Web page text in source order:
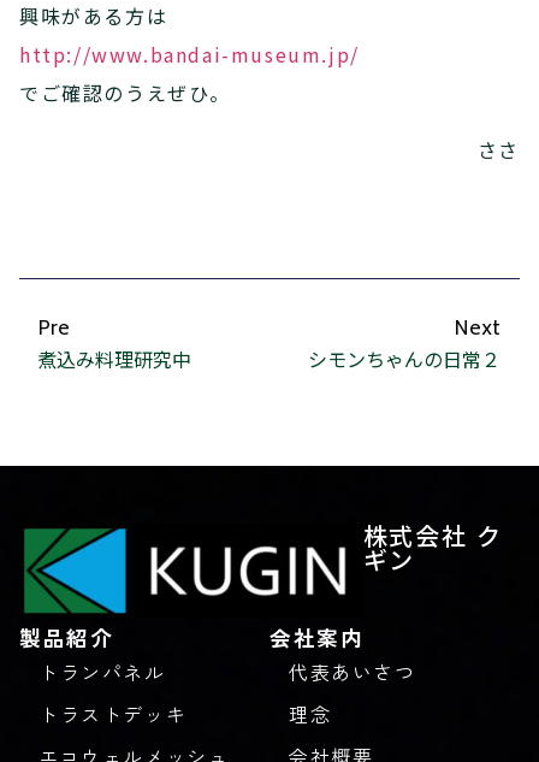
興味がある方は
http://www.bandai-museum.jp/
でご確認のうえぜひ。
ささ
Pre
煮込み料理研究中
Next
シモンちゃんの日常２
株式会社 ク
ギン
製品紹介
トランパネル
トラストデッキ
エコウェルメッシュ
会社案内
代表あいさつ
理念
会社概要